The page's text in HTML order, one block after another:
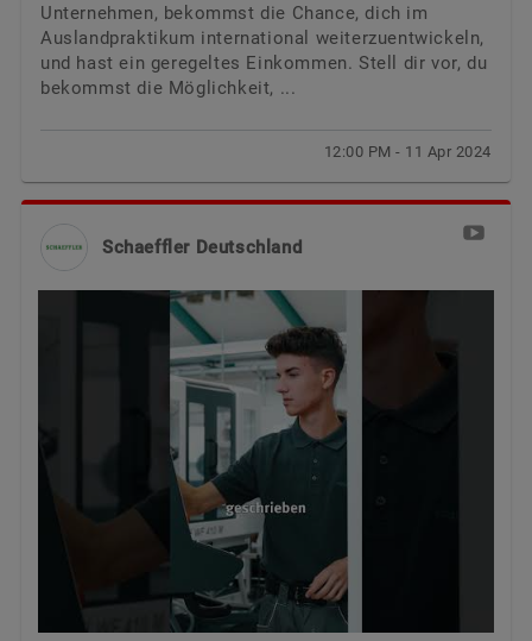
Unternehmen, bekommst die Chance, dich im
Auslandpraktikum international weiterzuentwickeln,
und hast ein geregeltes Einkommen. Stell dir vor, du
bekommst die Möglichkeit, ...
12:00 PM - 11 Apr 2024
Schaeffler Deutschland